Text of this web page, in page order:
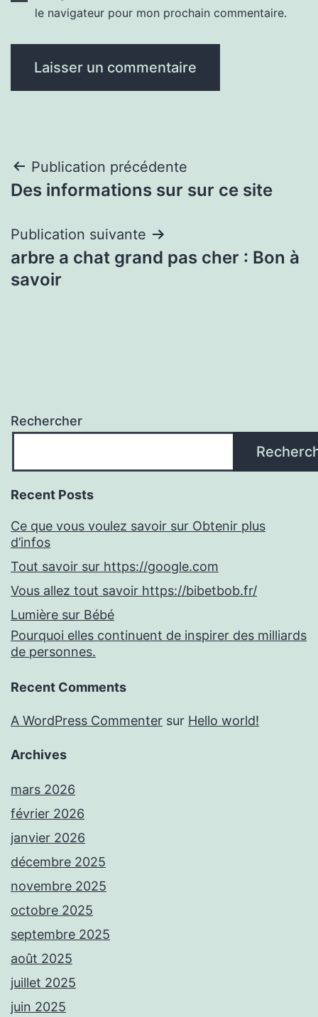
le navigateur pour mon prochain commentaire.
Navigation
de
l’article
Publication précédente
Des informations sur sur ce site
Publication suivante
arbre a chat grand pas cher : Bon à
savoir
Rechercher
Recent Posts
Ce que vous voulez savoir sur Obtenir plus
d’infos
Tout savoir sur https://google.com
Vous allez tout savoir https://bibetbob.fr/
Lumière sur Bébé
Pourquoi elles continuent de inspirer des milliards
de personnes.
Recent Comments
A WordPress Commenter sur Hello world!
Archives
mars 2026
février 2026
janvier 2026
décembre 2025
novembre 2025
octobre 2025
septembre 2025
août 2025
juillet 2025
juin 2025